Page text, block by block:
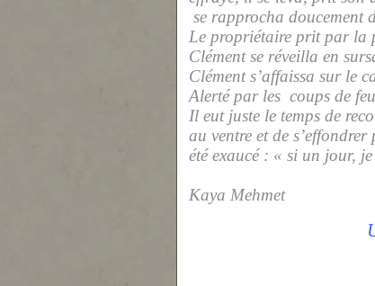
se rapprocha doucement
Le propriétaire prit par la
Clément se réveilla en
Clément s’affaissa sur le
Alerté par les coups de
Il eut juste le temps de
au ventre et de
été exaucé : « si un jour,
Kaya Mehmet